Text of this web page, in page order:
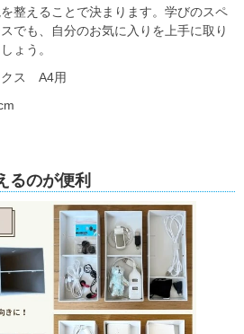
整えることで決まります。学びのスペ
でも、自分のお気に入りを上手に取り
ょう。
クス A4用
るのが便利